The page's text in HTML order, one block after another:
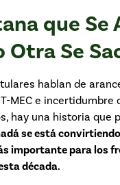
que Se
Otra Se
hablan de
MEC e incertidumbre
hay una historia que
se está
importante para los
década.